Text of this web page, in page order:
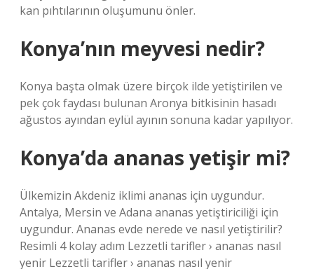
kan pıhtılarının oluşumunu önler.
Konya’nın meyvesi nedir?
Konya başta olmak üzere birçok ilde yetiştirilen ve
pek çok faydası bulunan Aronya bitkisinin hasadı
ağustos ayından eylül ayının sonuna kadar yapılıyor.
Konya’da ananas yetişir mi?
Ülkemizin Akdeniz iklimi ananas için uygundur.
Antalya, Mersin ve Adana ananas yetiştiriciliği için
uygundur. Ananas evde nerede ve nasıl yetiştirilir?
Resimli 4 kolay adım Lezzetli tarifler › ananas nasıl
yenir Lezzetli tarifler › ananas nasıl yenir